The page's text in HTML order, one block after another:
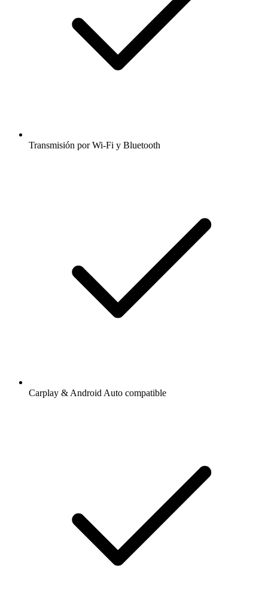
Transmisión por Wi-Fi y Bluetooth
Carplay & Android Auto compatible